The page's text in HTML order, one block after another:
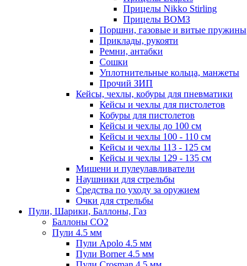
Прицелы Nikko Stirling
Прицелы ВОМЗ
Поршни, газовые и витые пружины
Приклады, рукояти
Ремни, антабки
Сошки
Уплотнительные кольца, манжеты
Прочий ЗИП
Кейсы, чехлы, кобуры для пневматики
Кейсы и чехлы для пистолетов
Кобуры для пистолетов
Кейсы и чехлы до 100 см
Кейсы и чехлы 100 - 110 см
Кейсы и чехлы 113 - 125 см
Кейсы и чехлы 129 - 135 см
Мишени и пулеулавливатели
Наушники для стрельбы
Средства по уходу за оружием
Очки для стрельбы
Пули, Шарики, Баллоны, Газ
Баллоны CO2
Пули 4.5 мм
Пули Apolo 4.5 мм
Пули Borner 4.5 мм